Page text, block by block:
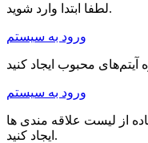
لطفا ابتدا وارد شوید.
ورود به سیستم
ورود به سیستم
از لیست علاقه مندی ها
ایجاد کنید.